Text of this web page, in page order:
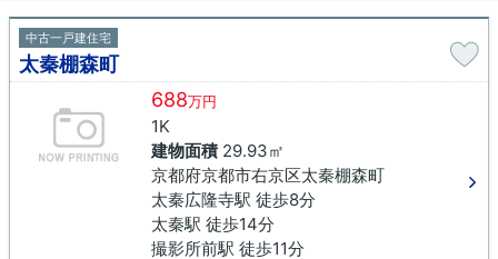
中古一戸建住宅
太秦棚森町
688万円
1K
建物面積29.93㎡
京都府京都市右京区太秦棚森町
太秦広隆寺駅 徒歩8分
太秦駅 徒歩14分
撮影所前駅 徒歩11分